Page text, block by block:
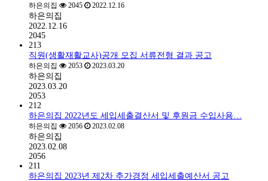
하은의집 2045 2022.12.16
하은의집
2022.12.16
2045
213
직원(생활재활교사)공개 모집 서류전형 결과 공고
하은의집 2053 2023.03.20
하은의집
2023.03.20
2053
212
하은의집 2022년도 세입세출결산서 및 후원금 수입사용…
하은의집 2056 2023.02.08
하은의집
2023.02.08
2056
211
하은의집 2023년 제2차 추가경정 세입세출예산서 공고